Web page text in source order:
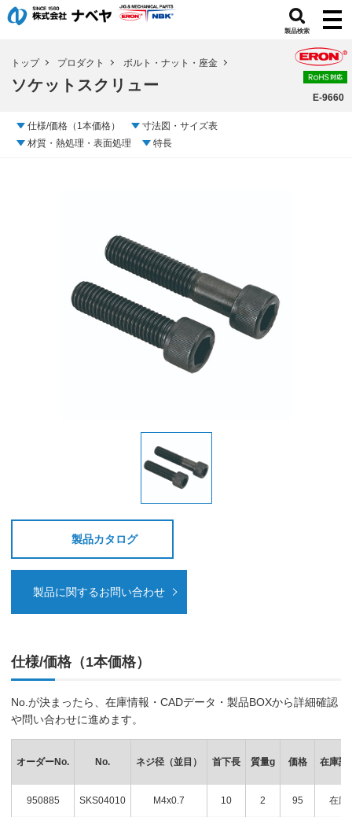
製品検索
トップ プロダクト ボルト・ナット・座金
ソケットスクリュー
E-9660
仕様/価格（1本価格）
寸法図・サイズ表
材質・熱処理・表面処理
特長
製品カタログ
製品に関するお問い合わせ
仕様/価格（1本価格）
No.が決まったら、在庫情報・CADデータ・製品BOXから詳細確認
や問い合わせに進めます。
オーダーNo. No. ネジ径（並目） 首下長 質量g 価格 在庫設
950885 SKS04010 M4x0.7 10 2 95 在庫